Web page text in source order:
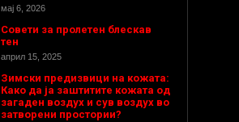
мај 6, 2026
Совети за пролетен блескав
тен
април 15, 2025
Зимски предизвици на кожата:
Како да ја заштитите кожата од
загаден воздух и сув воздух во
затворени простории?